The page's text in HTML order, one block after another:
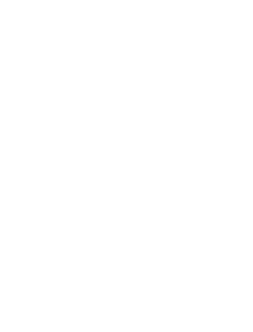
до
2021 года.
был введен
Майами по